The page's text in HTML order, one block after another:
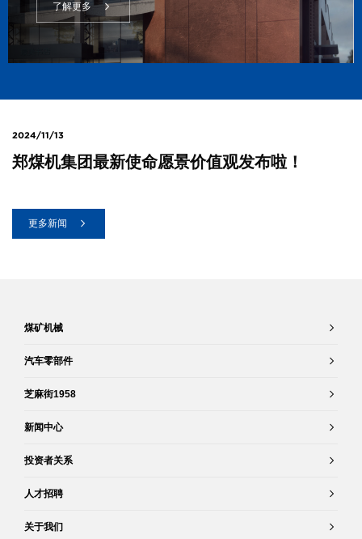
了解更多
2024/11/13
郑煤机集团最新使命愿景价值观发布啦！
更多新闻
煤矿机械
汽车零部件
芝麻街1958
新闻中心
投资者关系
人才招聘
关于我们